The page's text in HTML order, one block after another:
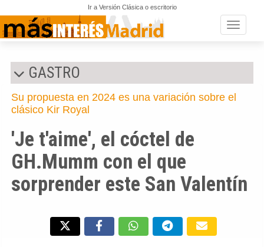
Ir a Versión Clásica o escritorio
Toggle
GASTRO
Su propuesta en 2024 es una variación sobre el
clásico Kir Royal
'Je t'aime', el cóctel de
GH.Mumm con el que
sorprender este San Valentín